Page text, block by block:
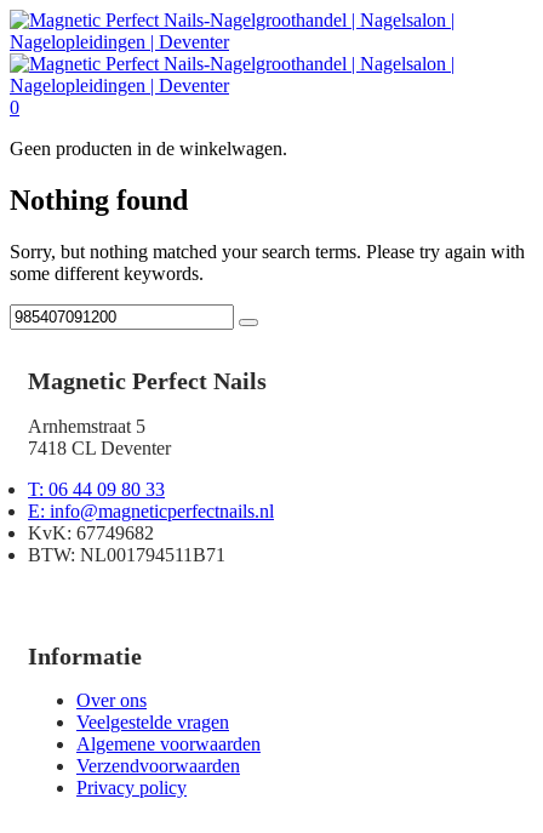
0
Geen producten in de winkelwagen.
Nothing found
Sorry, but nothing matched your search terms. Please try again with
some different keywords.
Magnetic Perfect Nails
Arnhemstraat 5
7418 CL Deventer
T: 06 44 09 80 33
E: info@magneticperfectnails.nl
KvK: 67749682
BTW: NL001794511B71
Informatie
Over ons
Veelgestelde vragen
Algemene voorwaarden
Verzendvoorwaarden
Privacy policy